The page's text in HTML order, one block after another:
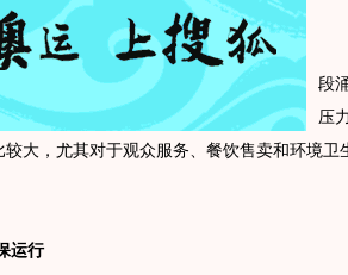
段
压
较大，尤其对于观众服务、餐饮售卖和环境卫
运行